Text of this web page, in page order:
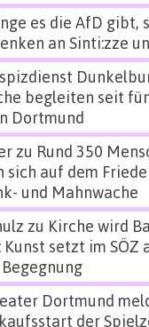
es die AfD gibt,
an Sinti:zze
begleiten seit
Dortmund
zu Rund 350
sich auf dem
und Mahnwache
zu Kirche wird
Kunst setzt im SÖZ
Dortmund
der